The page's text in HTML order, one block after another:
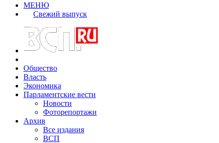
МЕНЮ
Свежий выпуск
Общество
Власть
Экономика
Парламентские вести
Новости
Фоторепортажи
Архив
Все издания
ВСП